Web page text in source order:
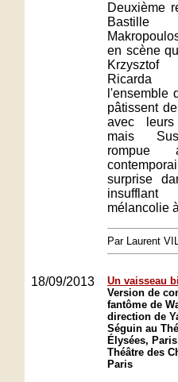
Deuxième
Bastille
en scène
Ricarda
l'ensemble
pâtissent
avec leurs
mais
rompue
surprise
mélancolie
Par Laurent
18/09/2013
Un vaisseau
Version de
fantôme de
direction de
Séguin au
Élysées,
Théâtre des
Paris